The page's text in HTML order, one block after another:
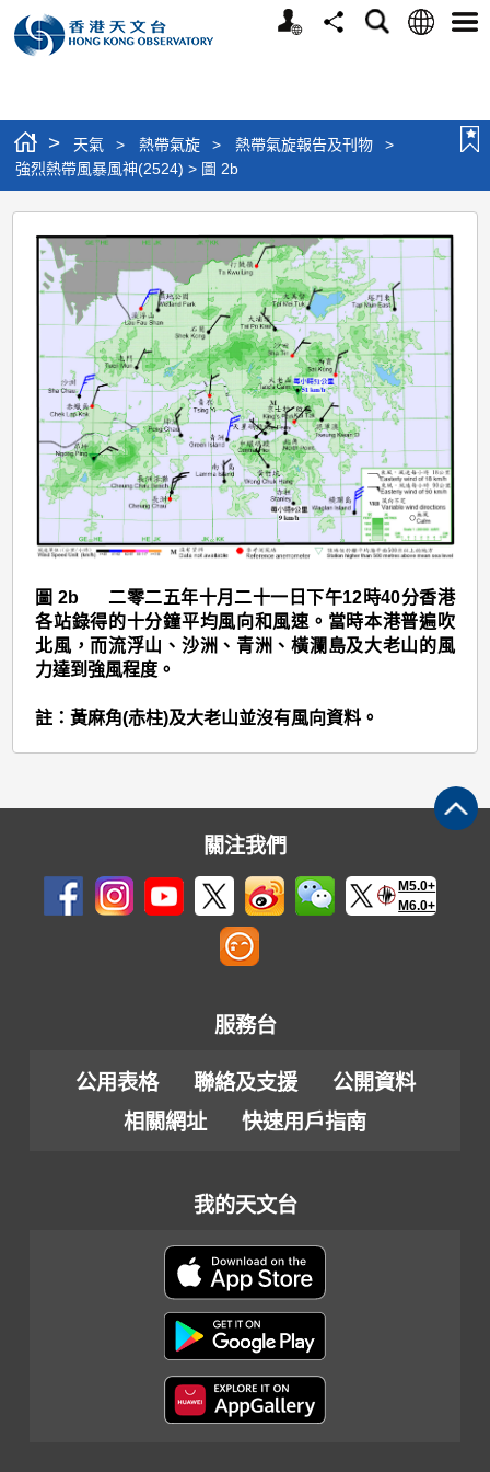
個
分
搜
語
選
> 天氣 > 熱帶氣旋 > 熱帶氣旋報告及刊物
>
強烈熱帶風暴風神(2524) > 圖 2b
強
烈
熱
帶
風
暴
風
神
(2524)
圖
2b圖 2b 二零二五年十月二十一日下午12時40分香港
各站錄得的十分鐘平均風向和風速。當時本港普遍吹
北風，而流浮山、沙洲、青洲、橫瀾島及大老山的風
力達到強風程度。
註：黃麻角(赤柱)及大老山並沒有風向資料。
關注我們
M5.0+
M6.0+
服務台
公用表格 聯絡及支援
公開資料
相關網址
快速用戶指南
我的天文台